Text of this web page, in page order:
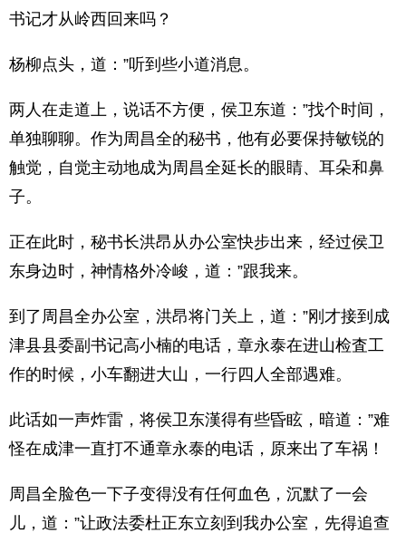
书记才从岭西回来吗？
杨柳点头，道：”听到些小道消息。
两人在走道上，说话不方便，侯卫东道：”找个时间，
单独聊聊。作为周昌全的秘书，他有必要保持敏锐的
触觉，自觉主动地成为周昌全延长的眼睛、耳朵和鼻
子。
正在此时，秘书长洪昂从办公室快步出来，经过侯卫
东身边时，神情格外冷峻，道：”跟我来。
到了周昌全办公室，洪昂将门关上，道：”刚才接到成
津县县委副书记高小楠的电话，章永泰在进山检査工
作的时候，小车翻进大山，一行四人全部遇难。
此话如一声炸雷，将侯卫东漢得有些昏眩，暗道：”难
怪在成津一直打不通章永泰的电话，原来出了车祸！
周昌全脸色一下子变得没有任何血色，沉默了一会
儿，道：”让政法委杜正东立刻到我办公室，先得追查